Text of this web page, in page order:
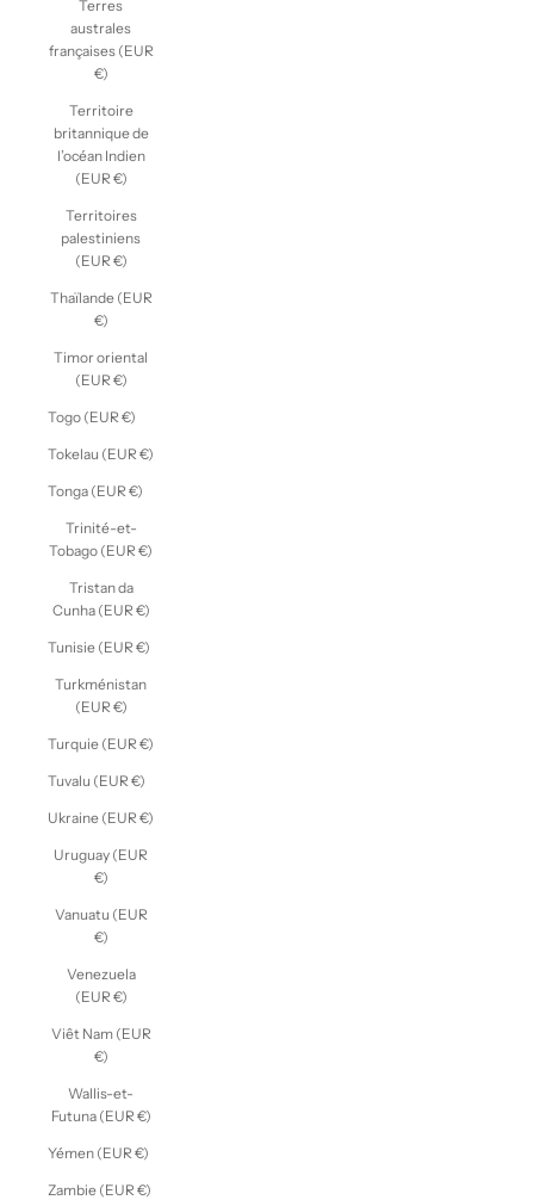
Terres
australes
françaises (EUR
€)
Territoire
britannique de
l’océan Indien
(EUR €)
Territoires
palestiniens
(EUR €)
Thaïlande (EUR
€)
Timor oriental
(EUR €)
Togo (EUR €)
Tokelau (EUR €)
Tonga (EUR €)
Trinité-et-
Tobago (EUR €)
Tristan da
Cunha (EUR €)
Tunisie (EUR €)
Turkménistan
(EUR €)
Turquie (EUR €)
Tuvalu (EUR €)
Ukraine (EUR €)
Uruguay (EUR
€)
Vanuatu (EUR
€)
Venezuela
(EUR €)
Viêt Nam (EUR
€)
Wallis-et-
Futuna (EUR €)
Yémen (EUR €)
Zambie (EUR €)